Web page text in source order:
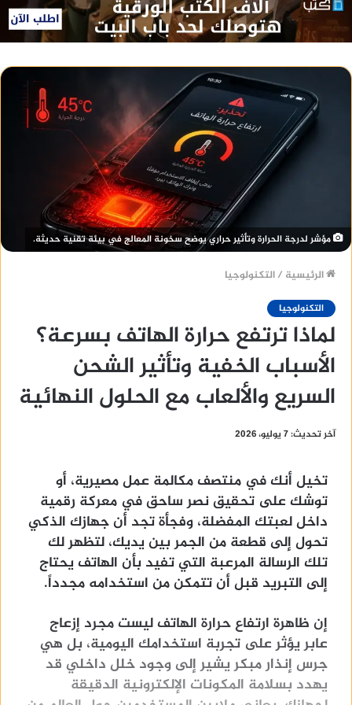
مؤشر لدرجة الحرارة وتأثير حراري يوضح سخونة المعالج في بيئة تقنية حديثة.
الرئيسية /التكنولوجيا
التكنولوجيا
لماذا ترتفع حرارة الهاتف بسرعة؟
الأسباب الخفية وتأثير الشحن
السريع والألعاب مع الحلول النهائية
آخر تحديث: 7 يوليو، 2026
تخيل أنك في منتصف مكالمة عمل مصيرية، أو
توشك على تحقيق نصر ساحق في معركة رقمية
داخل لعبتك المفضلة، وفجأة تجد أن جهازك الذكي
تحول إلى قطعة من الجمر بين يديك، لتظهر لك
تلك الرسالة المرعبة التي تفيد بأن الهاتف يحتاج
إلى التبريد قبل أن تتمكن من استخدامه مجدداً.
إن ظاهرة ارتفاع حرارة الهاتف ليست مجرد إزعاج
عابر يؤثر على تجربة استخدامك اليومية، بل هي
جرس إنذار مبكر يشير إلى وجود خلل داخلي قد
يهدد بسلامة المكونات الإلكترونية الدقيقة